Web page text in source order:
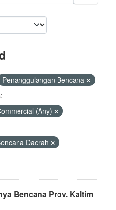
Penanggulangan Bencana
(Any)
Daerah
Bencana Prov. Kaltim